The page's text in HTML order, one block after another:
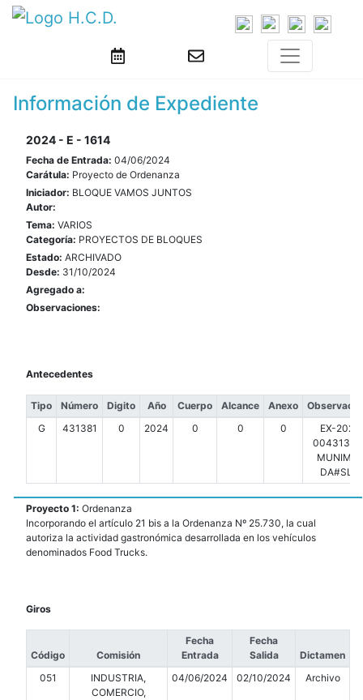
Información de Expediente
2024 - E - 1614
Fecha de Entrada: 04/06/2024
Carátula: Proyecto de Ordenanza
Iniciador: BLOQUE VAMOS JUNTOS
Autor:
Tema: VARIOS
Categoría: PROYECTOS DE BLOQUES
Estado: ARCHIVADO
Desde: 31/10/2024
Agregado a:
Observaciones:
Antecedentes
Tipo Número Digito Año Cuerpo Alcance Anexo
G
431381 0 2024 0 0 0
EX-
Proyecto 1: Ordenanza
Incorporando el artículo 21 bis a la Ordenanza Nº 25.730, la cual
autoriza la actividad gastronómica desarrollada en los vehículos
denominados Food Trucks.
Giros
Código Comisión
Fecha
Entrada
Fecha
Salida
Dictamen
051
INDUSTRIA,
COMERCIO,
04/06/2024 02/10/2024 Archivo